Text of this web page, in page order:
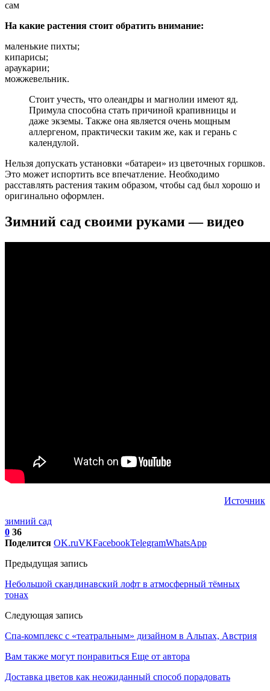
На какие растения стоит обратить внимание:
маленькие пихты;
кипарисы;
араукарии;
можжевельник.
Стоит учесть, что олеандры и магнолии имеют яд.
Примула способна стать причиной крапивницы и
даже экземы. Также она является очень мощным
аллергеном, практически таким же, как и герань с
календулой.
Нельзя допускать установки «батареи» из цветочных горшков.
Это может испортить все впечатление. Необходимо
расставлять растения таким образом, чтобы сад был хорошо и
оригинально оформлен.
Зимний сад своими руками — видео
Источник
зимний сад
0 36
Поделится OK.ruVKFacebookTelegramWhatsApp
Предыдущая запись
Небольшой скандинавский лофт в атмосферный тёмных
тонах
Следующая запись
Спа-комплекс с «театральным» дизайном в Альпах, Австрия
Вам также могут понравиться Еще от автора
Доставка цветов как неожиданный способ порадовать